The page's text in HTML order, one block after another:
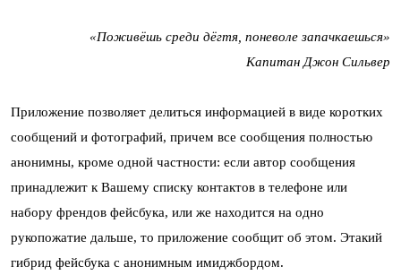
«Поживёшь среди дёгтя, поневоле запачкаешься»
Капитан Джон Сильвер
Приложение позволяет делиться информацией в виде коротких
сообщений и фотографий, причем все сообщения полностью
анонимны, кроме одной частности: если автор сообщения
принадлежит к Вашему списку контактов в телефоне или
набору френдов фейсбука, или же находится на одно
рукопожатие дальше, то приложение сообщит об этом. Этакий
гибрид фейсбука с анонимным имиджбордом.